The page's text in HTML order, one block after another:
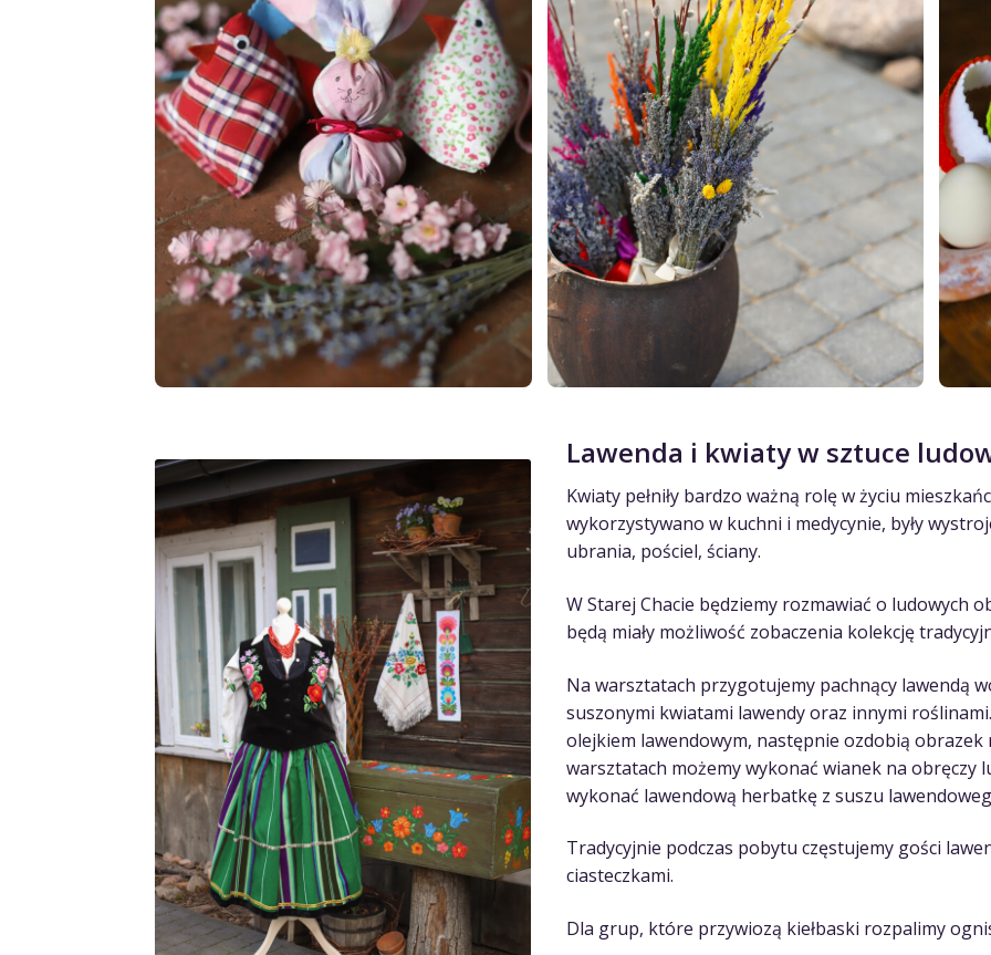
Lawenda i kwiaty w sztuce
Kwiaty pełniły bardzo ważną rolę w życiu
wykorzystywano w kuchni i medycynie, były
ubrania, pościel, ściany.
W Starej Chacie będziemy rozmawiać o ludowych
będą miały możliwość zobaczenia kolekcję
Na warsztatach przygotujemy pachnący lawendą
suszonymi kwiatami lawendy oraz innymi
olejkiem lawendowym, następnie ozdobią
warsztatach możemy wykonać wianek na obręczy
wykonać lawendową herbatkę z suszu
Tradycyjnie podczas pobytu częstujemy gości
ciasteczkami.
Dla grup, które przywiozą kiełbaski rozpalimy